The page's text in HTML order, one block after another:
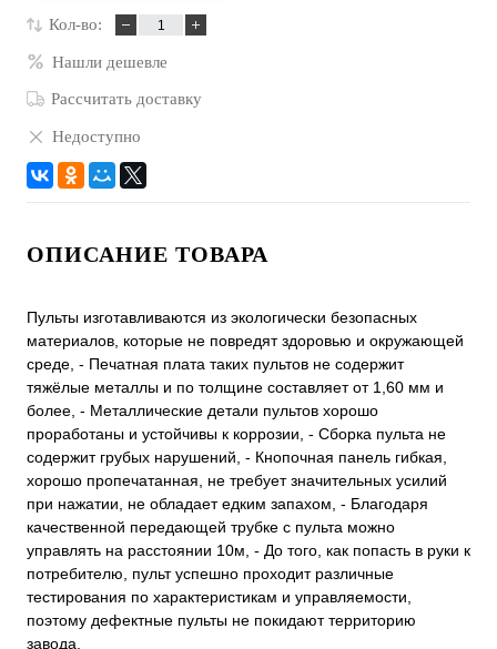
Кол-во:
Нашли дешевле
Рассчитать доставку
Недоступно
ОПИСАНИЕ ТОВАРА
Пульты изготавливаются из экологически безопасных
материалов, которые не повредят здоровью и окружающей
среде, - Печатная плата таких пультов не содержит
тяжёлые металлы и по толщине составляет от 1,60 мм и
более, - Металлические детали пультов хорошо
проработаны и устойчивы к коррозии, - Сборка пульта не
содержит грубых нарушений, - Кнопочная панель гибкая,
хорошо пропечатанная, не требует значительных усилий
при нажатии, не обладает едким запахом, - Благодаря
качественной передающей трубке с пульта можно
управлять на расстоянии 10м, - До того, как попасть в руки к
потребителю, пульт успешно проходит различные
тестирования по характеристикам и управляемости,
поэтому дефектные пульты не покидают территорию
завода.